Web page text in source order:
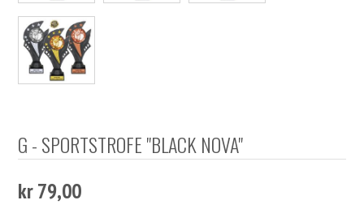
G - SPORTSTROFE "BLACK NOVA"
kr 79,00